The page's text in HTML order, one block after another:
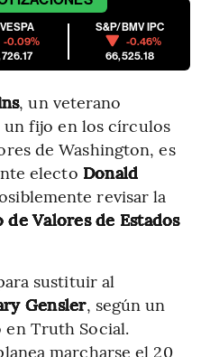
-0.09%
S&P/BMV IPC
-0.46%
66,525.18
, un veterano
fijo en los círculos
de Washington, es
electo Donald
revisar la
Valores de Estados
sustituir al
Gensler, según un
Truth Social.
marcharse el 20